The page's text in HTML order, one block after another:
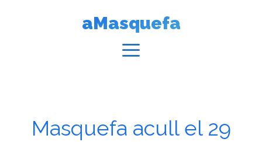
aMasquefa
Masquefa acull el 29